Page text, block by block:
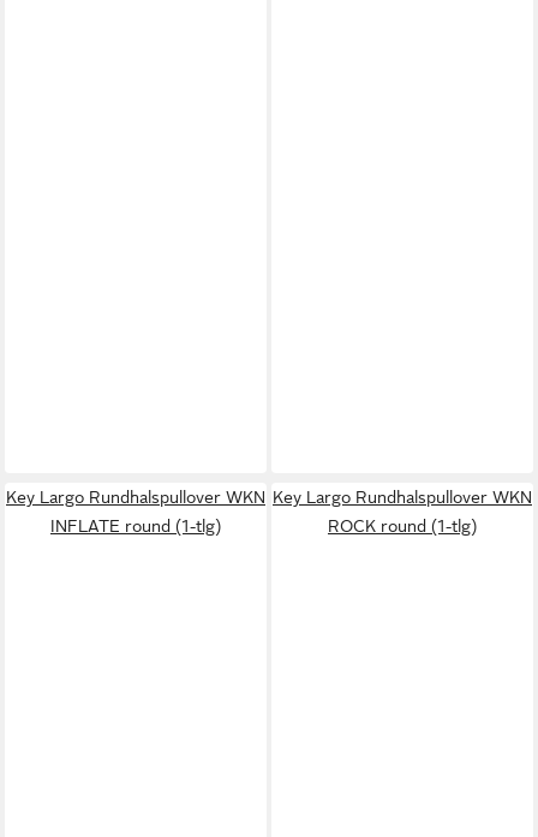
Key Largo Rundhalspullover WKN
INFLATE round (1-tlg)
Key Largo Rundhalspullover WKN
ROCK round (1-tlg)